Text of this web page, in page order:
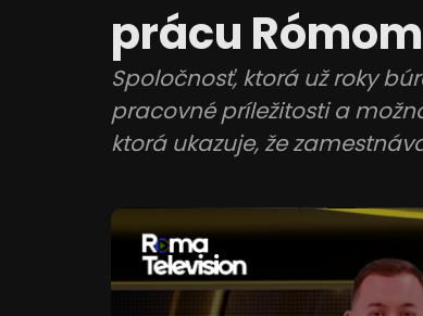
prácu
Spoločnosť, ktorá už roky
pracovné príležitosti a
ktorá ukazuje, že